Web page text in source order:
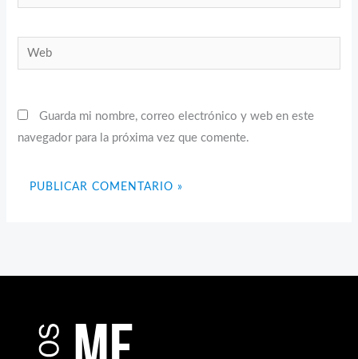
electrónico*
Web
Guarda mi nombre, correo electrónico y web en este
navegador para la próxima vez que comente.